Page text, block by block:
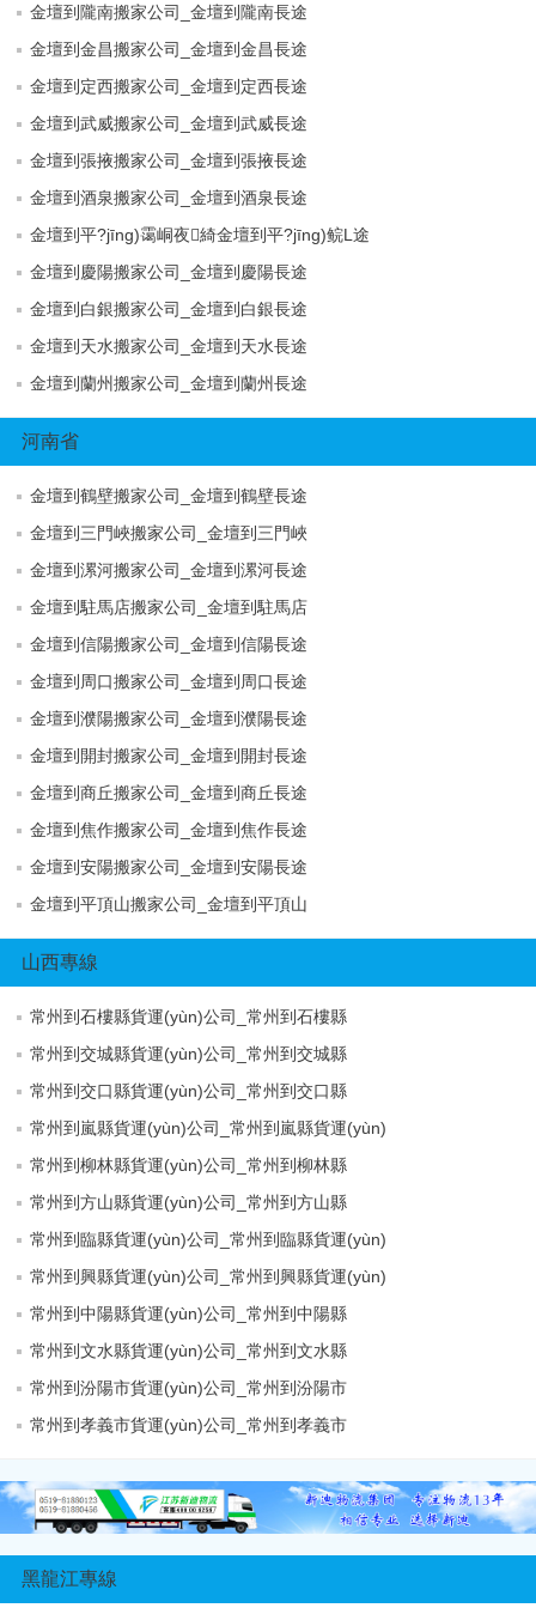
金壇到隴南搬家公司_金壇到隴南長途
金壇到金昌搬家公司_金壇到金昌長途
金壇到定西搬家公司_金壇到定西長途
金壇到武威搬家公司_金壇到武威長途
金壇到張掖搬家公司_金壇到張掖長途
金壇到酒泉搬家公司_金壇到酒泉長途
金壇到平?jīng)霭峒夜綺金壇到平?jīng)鲩L途
金壇到慶陽搬家公司_金壇到慶陽長途
金壇到白銀搬家公司_金壇到白銀長途
金壇到天水搬家公司_金壇到天水長途
金壇到蘭州搬家公司_金壇到蘭州長途
河南省
金壇到鶴壁搬家公司_金壇到鶴壁長途
金壇到三門峽搬家公司_金壇到三門峽
金壇到漯河搬家公司_金壇到漯河長途
金壇到駐馬店搬家公司_金壇到駐馬店
金壇到信陽搬家公司_金壇到信陽長途
金壇到周口搬家公司_金壇到周口長途
金壇到濮陽搬家公司_金壇到濮陽長途
金壇到開封搬家公司_金壇到開封長途
金壇到商丘搬家公司_金壇到商丘長途
金壇到焦作搬家公司_金壇到焦作長途
金壇到安陽搬家公司_金壇到安陽長途
金壇到平頂山搬家公司_金壇到平頂山
山西專線
常州到石樓縣貨運(yùn)公司_常州到石樓縣
常州到交城縣貨運(yùn)公司_常州到交城縣
常州到交口縣貨運(yùn)公司_常州到交口縣
常州到嵐縣貨運(yùn)公司_常州到嵐縣貨運(yùn)
常州到柳林縣貨運(yùn)公司_常州到柳林縣
常州到方山縣貨運(yùn)公司_常州到方山縣
常州到臨縣貨運(yùn)公司_常州到臨縣貨運(yùn)
常州到興縣貨運(yùn)公司_常州到興縣貨運(yùn)
常州到中陽縣貨運(yùn)公司_常州到中陽縣
常州到文水縣貨運(yùn)公司_常州到文水縣
常州到汾陽市貨運(yùn)公司_常州到汾陽市
常州到孝義市貨運(yùn)公司_常州到孝義市
黑龍江專線